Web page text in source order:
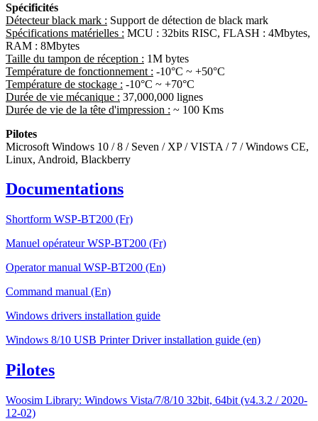
Spécificités
Détecteur black mark : Support de détection de black mark
Spécifications matérielles : MCU : 32bits RISC, FLASH : 4Mbytes,
RAM : 8Mbytes
Taille du tampon de réception : 1M bytes
Température de fonctionnement : -10°C ~ +50°C
Température de stockage : -10°C ~ +70°C
Durée de vie mécanique : 37,000,000 lignes
Durée de vie de la tête d'impression : ~ 100 Kms
Pilotes
Microsoft Windows 10 / 8 / Seven / XP / VISTA / 7 / Windows CE,
Linux, Android, Blackberry
Documentations
Shortform WSP-BT200 (Fr)
Manuel opérateur WSP-BT200 (Fr)
Operator manual WSP-BT200 (En)
Command manual (En)
Windows drivers installation guide
Windows 8/10 USB Printer Driver installation guide (en)
Pilotes
Woosim Library: Windows Vista/7/8/10 32bit, 64bit (v4.3.2 / 2020-
12-02)